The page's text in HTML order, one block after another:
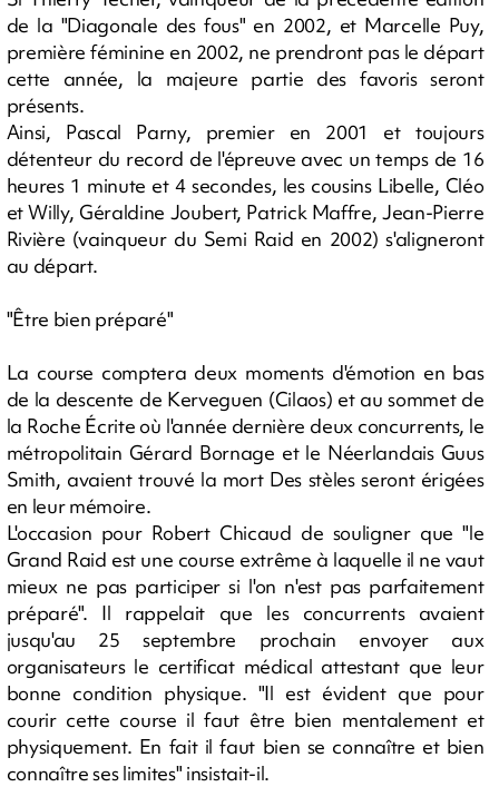
de la "Diagonale des fous" en 2002, et Marcelle Puy,
première féminine en 2002, ne prendront pas le départ
cette année, la majeure partie des favoris seront
présents.
Ainsi, Pascal Parny, premier en 2001 et toujours
détenteur du record de l'épreuve avec un temps de 16
heures 1 minute et 4 secondes, les cousins Libelle, Cléo
et Willy, Géraldine Joubert, Patrick Maffre, Jean-Pierre
Rivière (vainqueur du Semi Raid en 2002) s'aligneront
au départ.
"Être bien préparé"
La course comptera deux moments d'émotion en bas
de la descente de Kerveguen (Cilaos) et au sommet de
la Roche Écrite où l'année dernière deux concurrents, le
métropolitain Gérard Bornage et le Néerlandais Guus
Smith, avaient trouvé la mort Des stèles seront érigées
en leur mémoire.
L'occasion pour Robert Chicaud de souligner que "le
Grand Raid est une course extrême à laquelle il ne vaut
mieux ne pas participer si l'on n'est pas parfaitement
préparé". Il rappelait que les concurrents avaient
jusqu'au 25 septembre prochain envoyer aux
organisateurs le certificat médical attestant que leur
bonne condition physique. "Il est évident que pour
courir cette course il faut être bien mentalement et
physiquement. En fait il faut bien se connaître et bien
connaître ses limites" insistait-il.